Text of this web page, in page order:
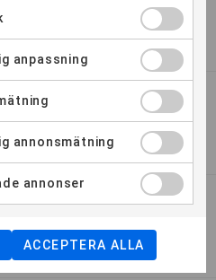
praktik?
under
anpassning
annonsmätning
annonser
ACCEPTERA ALLA